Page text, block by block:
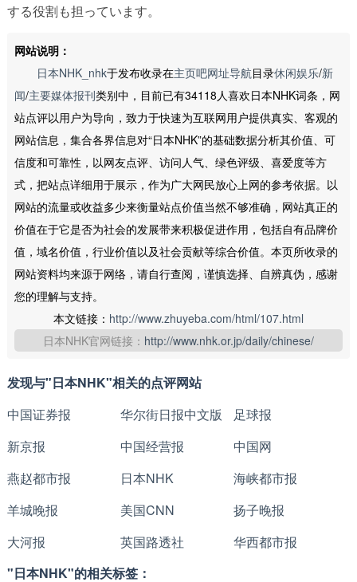
する役割も担っています。
网站说明：
日本NHK_nhk于发布收录在主页吧网址导航目录休闲娱乐/新
闻/主要媒体报刊类别中，目前已有34118人喜欢日本NHK词条，网
站点评以用户为导向，致力于快速为互联网用户提供真实、客观的
网站信息，集合各界信息对“日本NHK”的基础数据分析其价值、可
信度和可靠性，以网友点评、访问人气、绿色评级、喜爱度等方
式，把站点详细用于展示，作为广大网民放心上网的参考依据。以
网站的流量或收益多少来衡量站点价值当然不够准确，网站真正的
价值在于它是否为社会的发展带来积极促进作用，包括自有品牌价
值，域名价值，行业价值以及社会贡献等综合价值。本页所收录的
网站资料均来源于网络，请自行查阅，谨慎选择、自辨真伪，感谢
您的理解与支持。
本文链接： http://www.zhuyeba.com/html/107.html
日本NHK官网链接： http://www.nhk.or.jp/daily/chinese/
发现与"日本NHK"相关的点评网站
中国证券报
华尔街日报中文版
足球报
新京报
中国经营报
中国网
燕赵都市报
日本NHK
海峡都市报
羊城晚报
美国CNN
扬子晚报
大河报
英国路透社
华西都市报
"日本NHK"的相关标签：